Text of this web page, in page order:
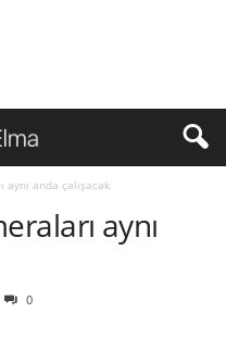
aynı anda çalışacak
aynı
0